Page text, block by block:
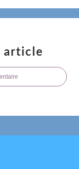
article